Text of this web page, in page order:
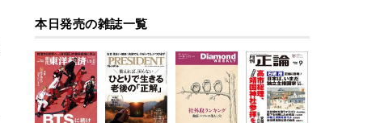
本日発売の雑誌一覧